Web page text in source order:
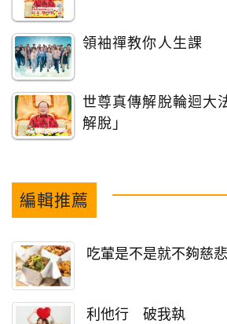
領袖禪教你人生課
世尊真傳解脫輪迴大
解脫」
編輯推薦
吃葷是不是就不夠慈
利他行 破我執